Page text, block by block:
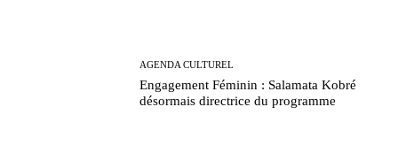
AGENDA CULTUREL
Engagement Féminin : Salamata Kobré
désormais directrice du programme